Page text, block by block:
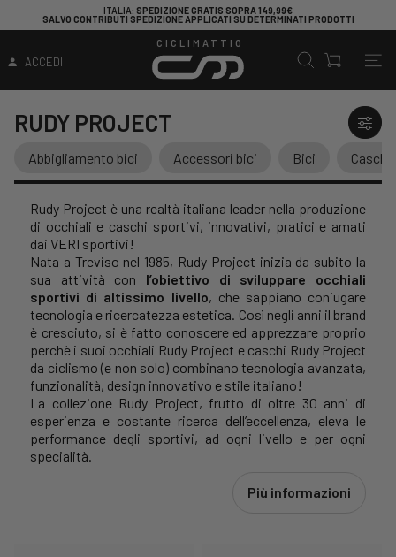
ITALIA: SPEDIZIONE GRATIS SOPRA 149,99€
SALVO CONTRIBUTI SPEDIZIONE APPLICATI SU DETERMINATI PRODOTTI
ACCEDI
CICLIMATTIO
RUDY PROJECT
Abbigliamento bici Accessori bici Bici Caschi
Rudy Project è una realtà italiana leader nella produzione
di occhiali e caschi sportivi, innovativi, pratici e amati
dai VERI sportivi!
Nata a Treviso nel 1985, Rudy Project inizia da subito la
sua attività con l’obiettivo di sviluppare occhiali
sportivi di altissimo livello, che sappiano coniugare
tecnologia e ricercatezza estetica. Così negli anni il brand
è cresciuto, si è fatto conoscere ed apprezzare proprio
perchè i suoi occhiali Rudy Project e caschi Rudy Project
da ciclismo (e non solo) combinano tecnologia avanzata,
funzionalità, design innovativo e stile italiano!
La collezione Rudy Project, frutto di oltre 30 anni di
esperienza e costante ricerca dell’eccellenza, eleva le
performance degli sportivi, ad ogni livello e per ogni
specialità.
Più informazioni